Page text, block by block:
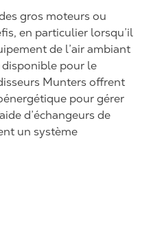
gros moteurs ou
en particulier lorsqu’il
de l’air ambiant
disponible pour le
Munters offrent
pour gérer
d’échangeurs de
un système